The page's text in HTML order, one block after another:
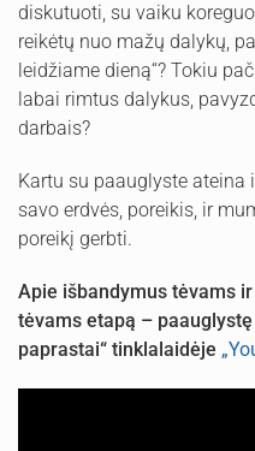
diskutuoti, su vaiku
reikėtų nuo mažų dalykų,
leidžiame dieną“? Tokiu
labai rimtus dalykus,
darbais?
Kartu su paauglyste ateina
savo erdvės, poreikis, ir
poreikį gerbti.
Apie išbandymus tėvams
tėvams etapą –
paprastai“ tinklalaidėje